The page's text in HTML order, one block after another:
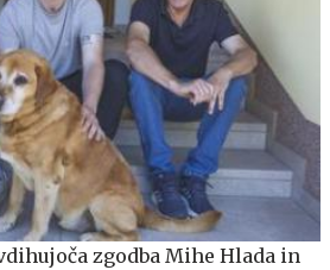
zgodba Mihe Hlada in